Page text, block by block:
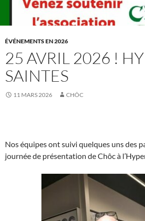
ÉVÉNEMENTS EN 2026
25 AVRIL 2026 !
SAINTES
11 MARS 2026 CHÔC
Nos équipes ont suivi quelques uns des
journée de présentation de Chôc à